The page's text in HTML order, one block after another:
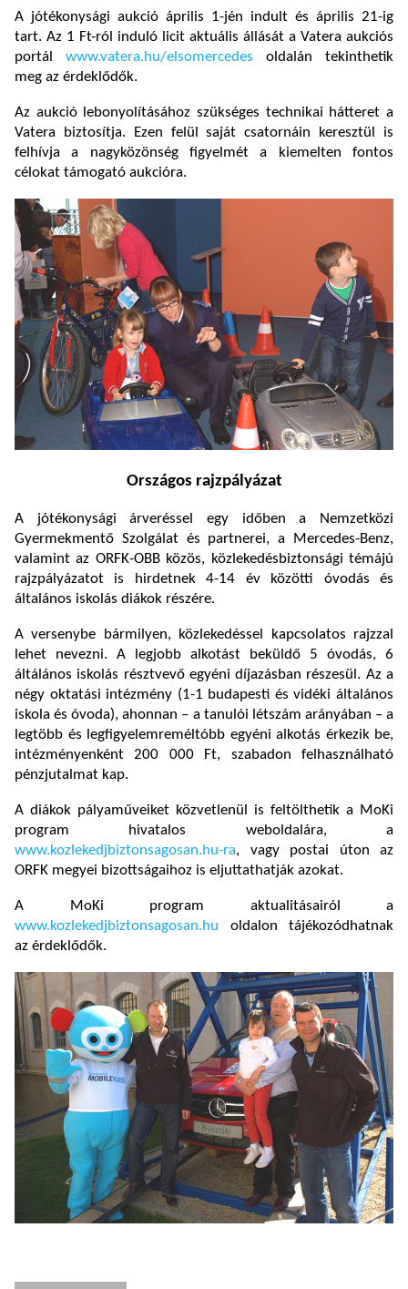
A jótékonysági aukció április 1-jén indult és április 21-ig
tart. Az 1 Ft-ról induló licit aktuális állását a Vatera aukciós
portál www.vatera.hu/elsomercedes oldalán tekinthetik
meg az érdeklődők.
Az aukció lebonyolításához szükséges technikai hátteret a
Vatera biztosítja. Ezen felül saját csatornáin keresztül is
felhívja a nagyközönség figyelmét a kiemelten fontos
célokat támogató aukcióra.
Országos rajzpályázat
A jótékonysági árveréssel egy időben a Nemzetközi
Gyermekmentő Szolgálat és partnerei, a Mercedes-Benz,
valamint az ORFK-OBB közös, közlekedésbiztonsági témájú
rajzpályázatot is hirdetnek 4-14 év közötti óvodás és
általános iskolás diákok részére.
A versenybe bármilyen, közlekedéssel kapcsolatos rajzzal
lehet nevezni. A legjobb alkotást beküldő 5 óvodás, 6
áltálános iskolás résztvevő egyéni díjazásban részesül. Az a
négy oktatási intézmény (1-1 budapesti és vidéki általános
iskola és óvoda), ahonnan – a tanulói létszám arányában – a
legtöbb és legfigyelemreméltóbb egyéni alkotás érkezik be,
intézményenként 200 000 Ft, szabadon felhasználható
pénzjutalmat kap.
A diákok pályaműveiket közvetlenül is feltölthetik a MoKi
program hivatalos weboldalára, a
www.kozlekedjbiztonsagosan.hu-ra, vagy postai úton az
ORFK megyei bizottságaihoz is eljuttathatják azokat.
A MoKi program aktualitásairól a
www.kozlekedjbiztonsagosan.hu oldalon tájékozódhatnak
az érdeklődők.